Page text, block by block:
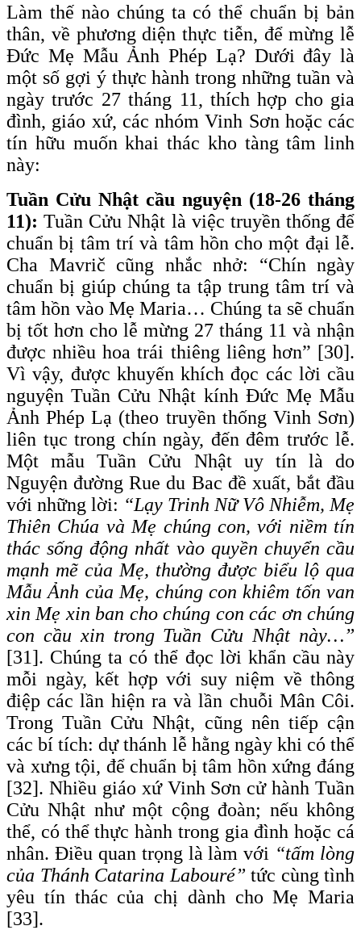
Làm thế nào chúng ta có thể chuẩn bị bản
thân, về phương diện thực tiễn, để mừng lễ
Đức Mẹ Mẫu Ảnh Phép Lạ? Dưới đây là
một số gợi ý thực hành trong những tuần và
ngày trước 27 tháng 11, thích hợp cho gia
đình, giáo xứ, các nhóm Vinh Sơn hoặc các
tín hữu muốn khai thác kho tàng tâm linh
này:
Tuần Cửu Nhật cầu nguyện (18-26 tháng
11): Tuần Cửu Nhật là việc truyền thống để
chuẩn bị tâm trí và tâm hồn cho một đại lễ.
Cha Mavrič cũng nhắc nhở: “Chín ngày
chuẩn bị giúp chúng ta tập trung tâm trí và
tâm hồn vào Mẹ Maria… Chúng ta sẽ chuẩn
bị tốt hơn cho lễ mừng 27 tháng 11 và nhận
được nhiều hoa trái thiêng liêng hơn” [30].
Vì vậy, được khuyến khích đọc các lời cầu
nguyện Tuần Cửu Nhật kính Đức Mẹ Mẫu
Ảnh Phép Lạ (theo truyền thống Vinh Sơn)
liên tục trong chín ngày, đến đêm trước lễ.
Một mẫu Tuần Cửu Nhật uy tín là do
Nguyện đường Rue du Bac đề xuất, bắt đầu
với những lời: “Lạy Trinh Nữ Vô Nhiễm, Mẹ
Thiên Chúa và Mẹ chúng con, với niềm tín
thác sống động nhất vào quyền chuyển cầu
mạnh mẽ của Mẹ, thường được biểu lộ qua
Mẫu Ảnh của Mẹ, chúng con khiêm tốn van
xin Mẹ xin ban cho chúng con các ơn chúng
con cầu xin trong Tuần Cửu Nhật này…”
[31]. Chúng ta có thể đọc lời khẩn cầu này
mỗi ngày, kết hợp với suy niệm về thông
điệp các lần hiện ra và lần chuỗi Mân Côi.
Trong Tuần Cửu Nhật, cũng nên tiếp cận
các bí tích: dự thánh lễ hằng ngày khi có thể
và xưng tội, để chuẩn bị tâm hồn xứng đáng
[32]. Nhiều giáo xứ Vinh Sơn cử hành Tuần
Cửu Nhật như một cộng đoàn; nếu không
thể, có thể thực hành trong gia đình hoặc cá
nhân. Điều quan trọng là làm với “tấm lòng
của Thánh Catarina Labouré” tức cùng tình
yêu tín thác của chị dành cho Mẹ Maria
[33].